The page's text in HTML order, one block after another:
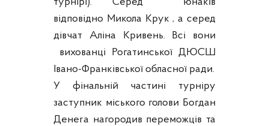
відповідно Микола Крук , а серед
дівчат Аліна
Кривень. Всі вони
вихованці Рогатинської ДЮСШ
Івано-Франківської обласної ради.
У фінальній частині турніру
заступник міського голови Богдан
Денеrа нагородив переможців та